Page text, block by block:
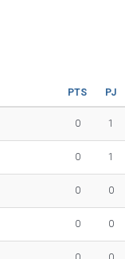
PTS PJ
0 1
0 1
0 0
0 0